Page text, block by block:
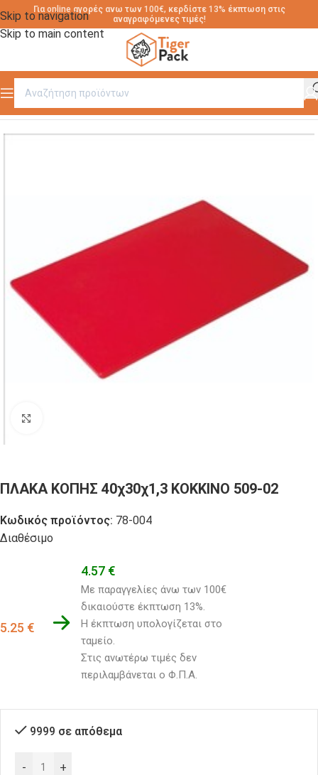
Skip to navigation
Skip to main content
Για online αγορές ανω των 100€, κερδίστε 13% έκπτωση στις
αναγραφόμενες τιμές!
Αρχική σελίδα / ΕΡΓΑΛΕΙΑ ΚΟΥΖΙΝΑΣ
ΠΛΑΚΑ ΚΟΠΗΣ 40χ30χ1,3 ΚΟΚΚΙΝΟ 509-02
Κωδικός προϊόντος: 78-004
Διαθέσιμο
5.25 €
4.57 €
Με παραγγελίες άνω των 100€
δικαιούστε έκπτωση 13%.
Η έκπτωση υπολογίζεται στο
ταμείο.
Στις ανωτέρω τιμές δεν
περιλαμβάνεται ο Φ.Π.Α.
9999 σε απόθεμα
- +